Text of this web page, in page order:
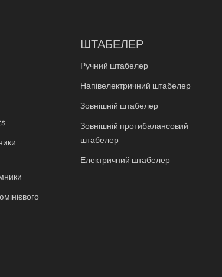
ШТАБЕЛЕР
Ручний штабелер
Напівелектричний штабелер
Зовнішній штабелер
Зовнішній протибалансовий
штабелер
Електричний штабелер